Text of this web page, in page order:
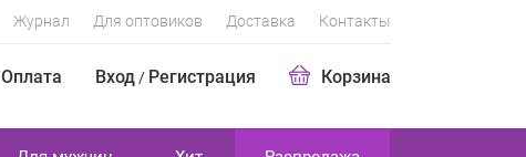
Журнал Для оптовиков Доставка Контакты
Оплата Вход / Регистрация Корзина